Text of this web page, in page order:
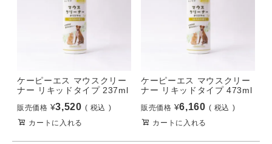
ケーピーエス マウスクリー
ナー リキッドタイプ 237ml
販売価格 ¥3,520
税込
カートに入れる
ケーピーエス マウスクリー
ナー リキッドタイプ 473ml
販売価格 ¥6,160
税込
カートに入れる